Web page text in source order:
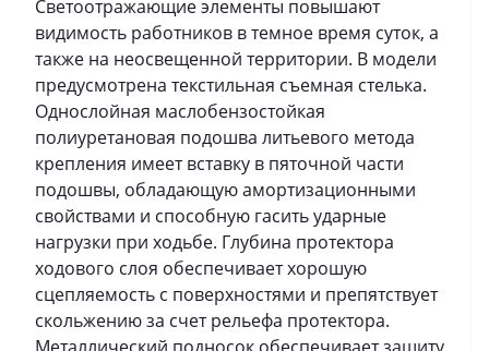
Светоотражающие элементы повышают
видимость работников в темное время суток, а
также на неосвещенной территории. В модели
предусмотрена текстильная съемная стелька.
Однослойная маслобензостойкая
полиуретановая подошва литьевого метода
крепления имеет вставку в пяточной части
подошвы, обладающую амортизационными
свойствами и способную гасить ударные
нагрузки при ходьбе. Глубина протектора
ходового слоя обеспечивает хорошую
сцепляемость с поверхностями и препятствует
скольжению за счет рельефа протектора.